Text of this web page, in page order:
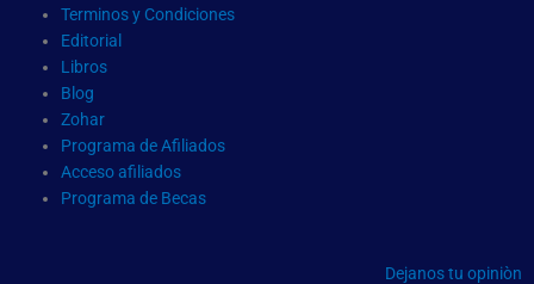
Terminos y Condiciones
Editorial
Libros
Blog
Zohar
Programa de Afiliados
Acceso afiliados
Programa de Becas
Dejanos tu opiniòn